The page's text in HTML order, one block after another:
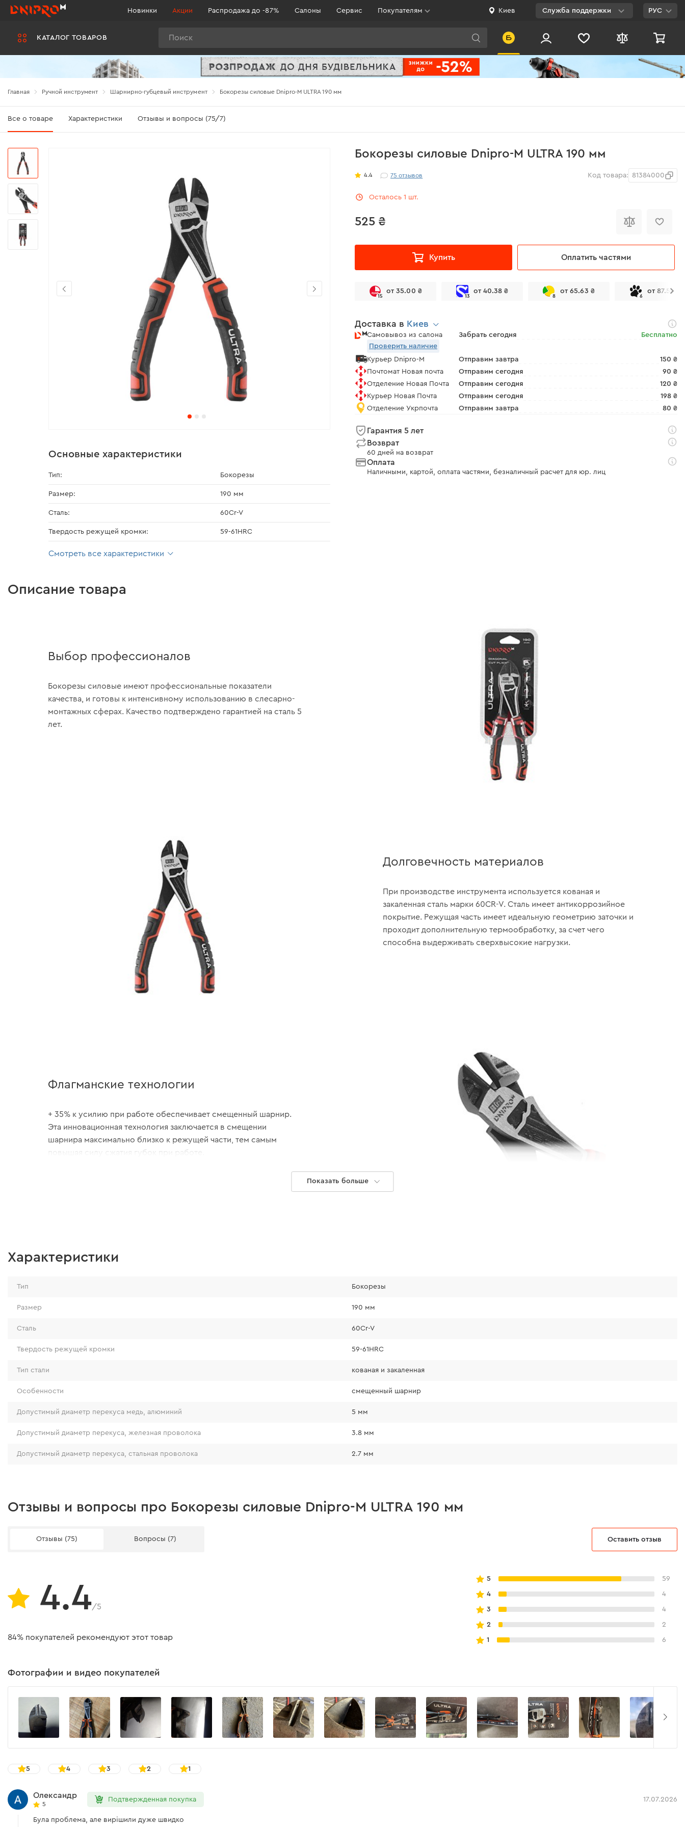
КАТАЛОГ ТОВАРОВ
Новинки Акции Распродажа до -87% Салоны Сервис Покупателям Киев Служба поддержки
0 800 200 500
РУС
Главная Ручной инструмент Шарнирно-губцевый инструмент Бокорезы силовые Dnipro-M ULTRA 190 мм
Все о товаре Характеристики Отзывы и вопросы (75/7)
Бокорезы силовые Dnipro-M ULTRA 190 мм
4.4 75отзывов Код товара: 81384000
Осталось 1 шт.
525 ₴
Купить Оплатить частями
15
от 35.00 ₴
13
от 40.38 ₴
8
от 65.63 ₴
6
от 87.50 ₴
Доставка в Киев
Самовывоз из салона Забрать сегодня
Бесплатно
Проверить наличие
Курьер Dnipro-M
Отправим завтра
150 ₴
Почтомат Новая почта
Отправим сегодня
90 ₴
Отделение Новая Почта
Отправим сегодня
120 ₴
Курьер Новая Почта
Отправим сегодня
198 ₴
Отделение Укрпочта
Отправим завтра 80 ₴
Гарантия 5 лет
Возврат
60 дней на возврат
Оплата
Наличными, картой, оплата частями, безналичный расчет для юр. лиц
Основные характеристики
Тип: Бокорезы
Размер: 190 мм
Сталь: 60Cr-V
Твердость режущей кромки: 59-61HRC
Смотреть все характеристики
Описание товара
Выбор профессионалов
Бокорезы силовые имеют профессиональные показатели
качества, и готовы к интенсивному использованию в слесарно-
монтажных сферах. Качество подтверждено гарантией на сталь 5
лет.
Долговечность материалов
При производстве инструмента используется кованая и
закаленная сталь марки 60CR-V. Сталь имеет антикоррозийное
покрытие. Режущая часть имеет идеальную геометрию заточки и
проходит дополнительную термообработку, за счет чего
способна выдерживать сверхвысокие нагрузки.
Флагманские технологии
+ 35% к усилию при работе обеспечивает смещенный шарнир.
Эта инновационная технология заключается в смещении
шарнира максимально близко к режущей части, тем самым
повышая силу сжатия губок при работе.
точностью производственного оборудования. Об максимальных
формы изготовленная ​​из мягкого материала TPR.
Показать больше
Характеристики
Тип Бокорезы
Размер 190 мм
Сталь 60Cr-V
Твердость режущей кромки 59-61HRC
Тип стали кованая и закаленная
Особенности смещенный шарнир
Допустимый диаметр перекуса медь, алюминий 5 мм
Допустимый диаметр перекуса, железная проволока 3.8 мм
Допустимый диаметр перекуса, стальная проволока 2.7 мм
Отзывы и вопросы про Бокорезы силовые Dnipro-M ULTRA 190 мм
Отзывы (75) Вопросы (7) Оставить отзыв
4.4/5
84% покупателей рекомендуют этот товар
5 59
4 4
3 4
2 2
1 6
Фотографии и видео покупателей
5 4 3 2 1
Олександр
5
Подтвержденная покупка 17.07.2026
Була проблема, але вирішили дуже швидко